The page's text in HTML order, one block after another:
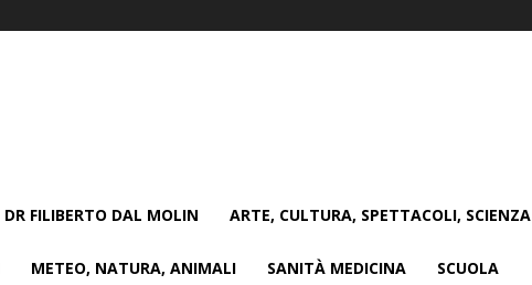
FILIBERTO DAL MOLIN ARTE, CULTURA, SPETTACOLI, SCIENZA
METEO, NATURA, ANIMALI SANITÀ MEDICINA SCUOLA